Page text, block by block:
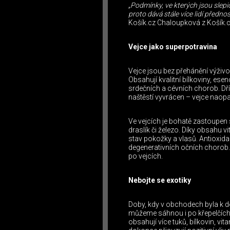
„Podmínky, ve kterých jsou
proto dává stále více lidí
Košík.cz Chaloupková z
Vejce jako superpotravina
Vejce jsou bez přehánění
Obsahují kvalitní bílkoviny,
srdečních a cévních chorob.
naštěstí vyvrácen – vejce
Ve vejcích je bohatě
draslík či železo. Díky obsahu
stav pokožky a vlasů.
degenerativních očních
po vejcích.
Nebojte se exotiky
Doby, kdy v obchodech byla k
můžeme sáhnou i po
obsahují více tuků, bílkovin,